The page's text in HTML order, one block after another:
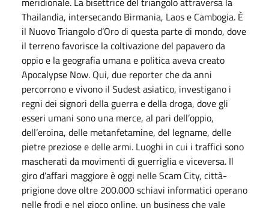
Thailandia, intersecando Birmania, Laos e Cambogia. È
il Nuovo Triangolo d’Oro di questa parte di mondo, dove
il terreno favorisce la coltivazione del papavero da
oppio e la geografia umana e politica aveva creato
Apocalypse Now. Qui, due reporter che da anni
percorrono e vivono il Sudest asiatico, investigano i
regni dei signori della guerra e della droga, dove gli
esseri umani sono una merce, al pari dell’oppio,
dell’eroina, delle metanfetamine, del legname, delle
pietre preziose e delle armi. Luoghi in cui i traffici sono
mascherati da movimenti di guerriglia e viceversa. Il
giro d’affari maggiore è oggi nelle Scam City, città-
prigione dove oltre 200.000 schiavi informatici operano
nelle frodi e nel gioco online, un business che vale